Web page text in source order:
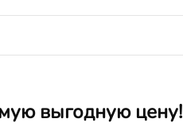
выгодную цену!